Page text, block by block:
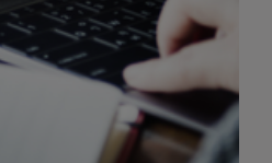
miasta!
WIĘCEJ